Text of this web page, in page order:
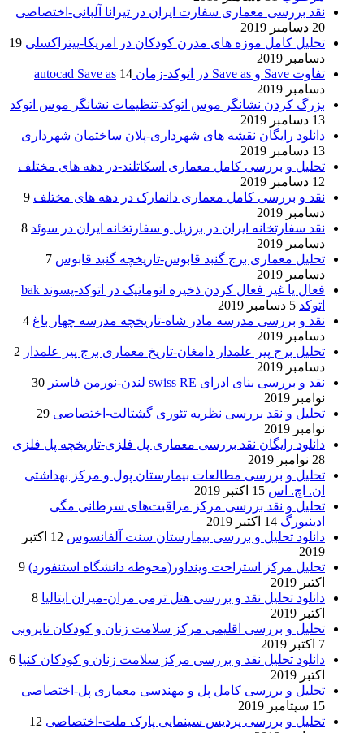
نقد بررسی معماری سفارت ایران در تیرانا آلبانی-اختصاصی
20 دسامبر 2019
تحلیل کامل موزه های مدرن کودکان در امریکا-پیتراکسلی 19
دسامبر 2019
تفاوت Save و Save as در اتوکد-زمان autocad Save as
14
دسامبر 2019
بزرگ کردن نشانگر موس اتوکد-تنظیمات نشانگر موس اتوکد
13 دسامبر 2019
دانلود رایگان نقشه های شهرداری-پلان ساختمان شهرداری
13 دسامبر 2019
تحلیل و بررسی کامل معماری اسکاتلند-در دهه های مختلف
12 دسامبر 2019
نقد و بررسی کامل معماری دانمارک در دهه های مختلف 9
دسامبر 2019
نقد سفارتخانه ایران در برزیل و سفارتخانه ایران در سوئد 8
دسامبر 2019
تحلیل معماری برج گنبد قابوس-تاریخچه گنبد قابوس 7
دسامبر 2019
فعال یا غیر فعال کردن ذخیره اتوماتیک در اتوکد-پسوند bak
اتوکد 5 دسامبر 2019
نقد و بررسی مدرسه مادر شاه-تاریخچه مدرسه چهار باغ 4
دسامبر 2019
تحلیل برج پیر علمدار دامغان-تاریخ معماری برج پیر علمدار 2
دسامبر 2019
نقد و بررسی بنای ادرای swiss RE لندن-نورمن فاستر
30
نوامبر 2019
تحلیل و نقد بررسی نظریه تئوری گشتالت-اختصاصی 29
نوامبر 2019
دانلود رایگان نقد بررسی معماری پل فلزی-تاریخچه پل فلزی
28 نوامبر 2019
تحلیل و بررسی مطالعات بیمارستان پول و مرکز بهداشتی
ان. اچ. اس 15 اکتبر 2019
تحلیل و نقد بررسی مرکز مراقبت‌های سرطانی مگی
ادینبورگ 14 اکتبر 2019
دانلود تحلیل و بررسی بیمارستان سنت آلفانسوس
12 اکتبر
2019
تحلیل مرکز استراحت وینداور(محوطه دانشگاه استنفورد) 9
اکتبر 2019
دانلود تحلیل نقد و بررسی هتل ترمی مران-میران ایتالیا 8
اکتبر 2019
تحلیل و بررسی اقلیمی مرکز سلامت زنان و کودکان نایروبی
7 اکتبر 2019
دانلود تحلیل نقد و بررسی مرکز سلامت زنان و کودکان کنیا 6
اکتبر 2019
تحلیل و بررسی کامل پل و مهندسی معماری پل-اختصاصی
15 سپتامبر 2019
تحلیل و بررسی پردیس سینمایی پارک ملت-اختصاصی 12